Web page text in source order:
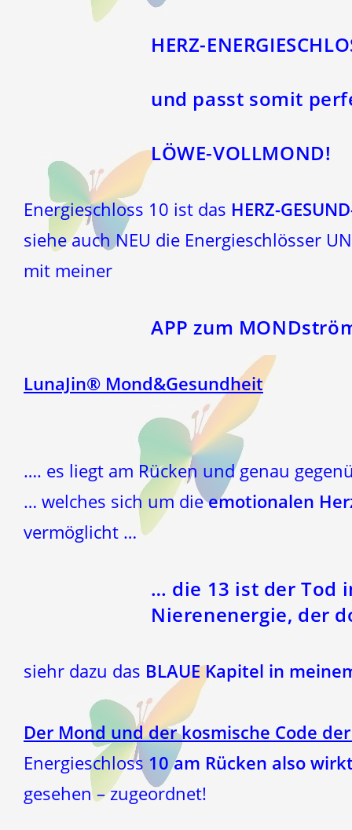
HERZ-
und passt somit
LÖWE-VOLLMOND!
Energieschloss 10 ist das HERZ-
siehe auch NEU die Energieschlösser
mit meiner
APP zum
LunaJin® Mond&Gesundheit
…. es liegt am Rücken und genau
… welches sich um dieemotionalen
vermöglicht …
… die 13 ist der Tod
Nierenenergie, der
siehr dazu das BLAUE Kapitel in
Der Mond und der kosmische Code
Energieschloss 10 am Rücken also
gesehen – zugeordnet!